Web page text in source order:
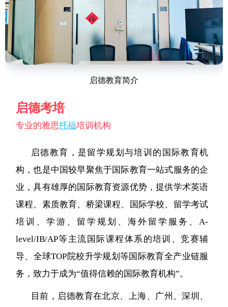
启德教育简介
启德考培
专业的雅思托福培训机构
启德教育，是留学规划与培训的国际教育机
构，也是中国较早聚焦于国际教育一站式服务的企
业，具有雄厚的国际教育资源优势，提供学术英语
课程、素质教育、桥梁课程、国际学校、留学考试
培训、学游、留学规划、海外留学服务、A-
level/IB/AP等主流国际课程体系的培训、竞赛辅
导、全球TOP院校升学规划等国际教育全产业链服
务，致力于成为“值得信赖的国际教育机构”。
目前，启德教育在北京、上海、广州、深圳、